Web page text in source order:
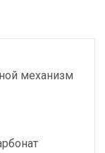
механизм